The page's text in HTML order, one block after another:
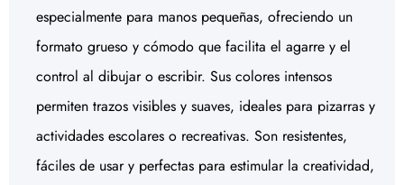
especialmente para manos pequeñas, ofreciendo un
formato grueso y cómodo que facilita el agarre y el
control al dibujar o escribir. Sus colores intensos
permiten trazos visibles y suaves, ideales para pizarras y
actividades escolares o recreativas. Son resistentes,
fáciles de usar y perfectas para estimular la creatividad,